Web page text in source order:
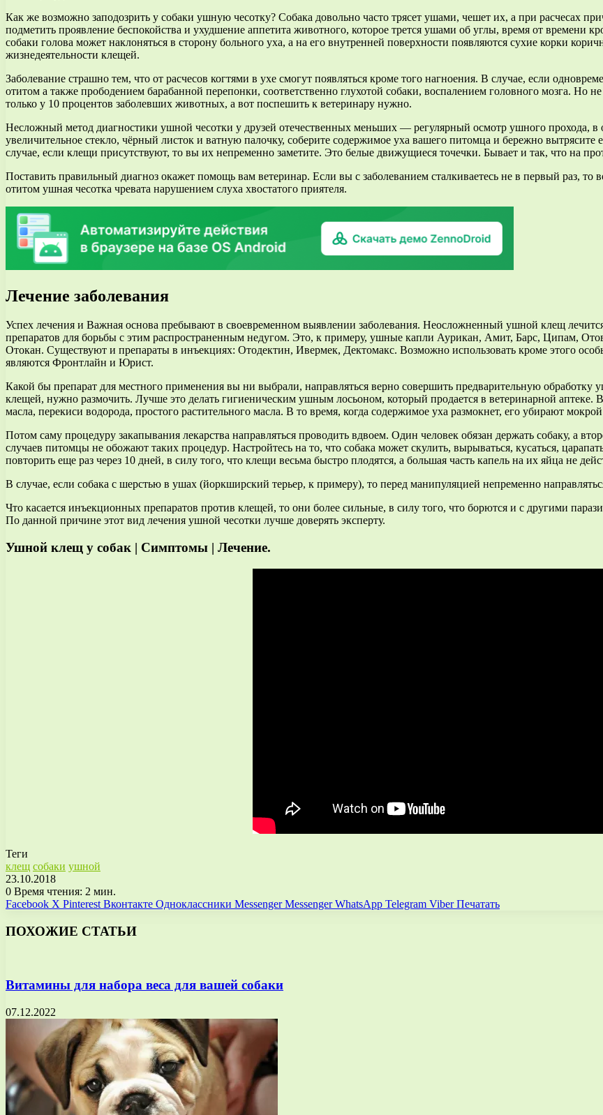
Как же возможно заподозрить у собаки ушную чесотку? Собака довольно часто трясет ушами, чешет их, а при расчесах
подметить проявление беспокойства и ухудшение аппетита животного, которое трется ушами об углы, время от времени
собаки голова может наклоняться в сторону больного уха, а на его внутренней поверхности появляются сухие корки
жизнедеятельности клещей.
Заболевание страшно тем, что от расчесов когтями в ухе смогут появляться кроме того нагноения. В случае, если
отитом а также прободением барабанной перепонки, соответственно глухотой собаки, воспалением головного мозга. Но
только у 10 процентов заболевших животных, а вот поспешить к ветеринару нужно.
Несложный метод диагностики ушной чесотки у друзей отечественных меньших — регулярный осмотр ушного прохода,
увеличительное стекло, чёрный листок и ватную палочку, соберите содержимое уха вашего питомца и бережно
случае, если клещи присутствуют, то вы их непременно заметите. Это белые движущиеся точечки. Бывает и так, что на
Поставить правильный диагноз окажет помощь вам ветеринар. Если вы с заболеванием сталкиваетесь не в первый раз,
отитом ушная чесотка чревата нарушением слуха хвостатого приятеля.
Лечение заболевания
Успех лечения и Важная основа пребывают в своевременном выявлении заболевания. Неосложненный ушной клещ
препаратов для борьбы с этим распространенным недугом. Это, к примеру, ушные капли Аурикан, Амит, Барс, Ципам,
Отокан. Существуют и препараты в инъекциях: Отодектин, Ивермек, Дектомакс. Возможно использовать кроме этого
являются Фронтлайн и Юрист.
Какой бы препарат для местного применения вы ни выбрали, направляться верно совершить предварительную обработку
клещей, нужно размочить. Лучше это делать гигиеническим ушным лосьоном, который продается в ветеринарной
масла, перекиси водорода, простого растительного масла. В то время, когда содержимое уха размокнет, его убирают
Потом саму процедуру закапывания лекарства направляться проводить вдвоем. Один человек обязан держать собаку, а
случаев питомцы не обожают таких процедур. Настройтесь на то, что собака может скулить, вырываться, кусаться,
повторить еще раз через 10 дней, в силу того, что клещи весьма быстро плодятся, а большая часть капель на их яйца не
В случае, если собака с шерстью в ушах (йоркширский терьер, к примеру), то перед манипуляцией непременно
Что касается инъекционных препаратов против клещей, то они более сильные, в силу того, что борются и с другими
По данной причине этот вид лечения ушной чесотки лучше доверять эксперту.
Ушной клещ у собак | Симптомы | Лечение.
Теги
клещ собаки ушной
23.10.2018
0 Время чтения: 2 мин.
Facebook X Pinterest Вконтакте Одноклассники Messenger Messenger WhatsApp Telegram Viber Печатать
ПОХОЖИЕ СТАТЬИ
Витамины для набора веса для вашей собаки
07.12.2022